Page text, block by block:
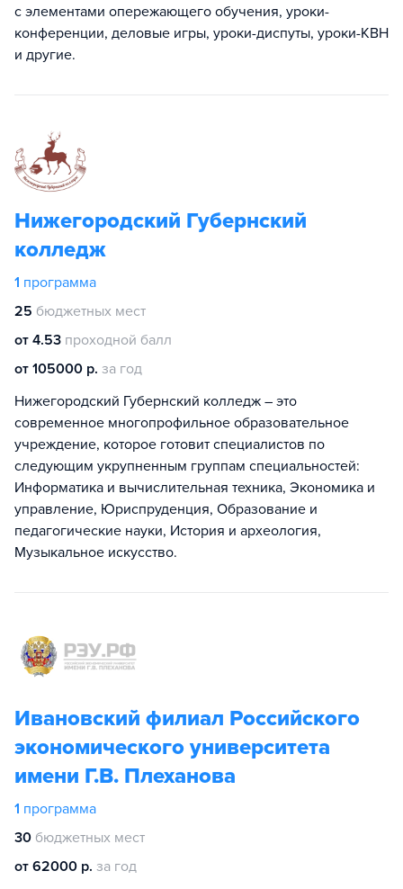
с элементами опережающего обучения, уроки-
конференции, деловые игры, уроки-диспуты, уроки-КВН
и другие.
Нижегородский Губернский
колледж
1 программа
25 бюджетных мест
от 4.53 проходной балл
от 105000 р. за год
Нижегородский Губернский колледж – это
современное многопрофильное образовательное
учреждение, которое готовит специалистов по
следующим укрупненным группам специальностей:
Информатика и вычислительная техника, Экономика и
управление, Юриспруденция, Образование и
педагогические науки, История и археология,
Музыкальное искусство.
Ивановский филиал Российского
экономического университета
имени Г.В. Плеханова
1 программа
30 бюджетных мест
от 62000 р. за год